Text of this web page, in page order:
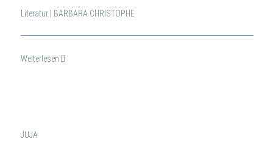
Literatur | BARBARA CHRISTOPHE
Weiterlesen
JUJA